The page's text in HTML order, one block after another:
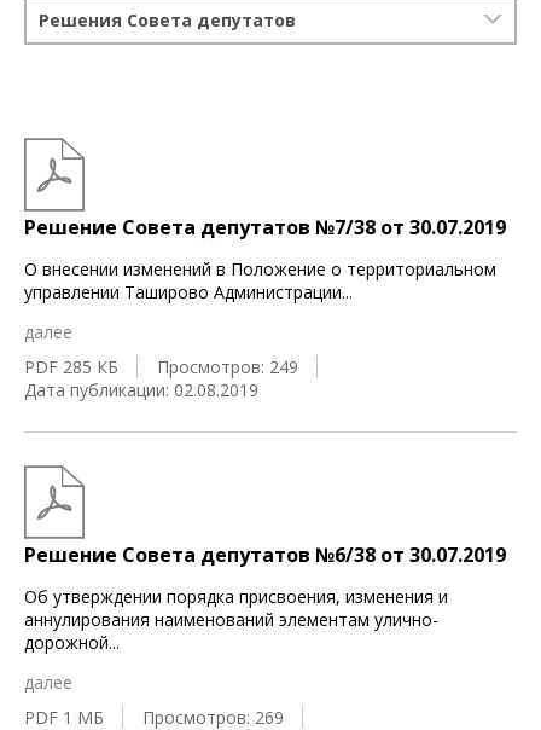
Решения Совета депутатов
Решение Совета депутатов №7/38 от 30.07.2019
О внесении изменений в Положение о территориальном
управлении Таширово Администрации...
далее
PDF 285 КБ
Просмотров: 249
Дата публикации: 02.08.2019
Решение Совета депутатов №6/38 от 30.07.2019
Об утверждении порядка присвоения, изменения и
аннулирования наименований элементам улично-
дорожной...
далее
PDF 1 МБ
Просмотров: 269